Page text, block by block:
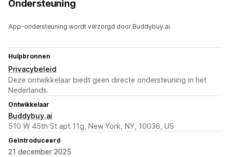
Ondersteuning
App-ondersteuning wordt verzorgd door Buddybuy.ai.
Hulpbronnen
Privacybeleid
Deze ontwikkelaar biedt geen directe ondersteuning in het
Nederlands.
Ontwikkelaar
Buddybuy.ai
510 W 45th St apt 11g, New York, NY, 10036, US
Geïntroduceerd
21 december 2025